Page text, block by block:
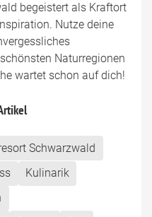
begeistert als Kraftort
Nutze deine
Naturregionen
wartet schon auf dich!
Schwarzwald
Kulinarik